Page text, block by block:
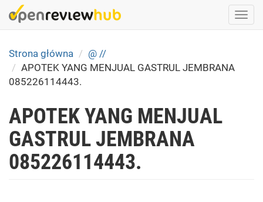
Skip
to
content
Strona główna
@ //
APOTEK YANG MENJUAL GASTRUL JEMBRANA
085226114443.
APOTEK YANG MENJUAL
GASTRUL JEMBRANA
085226114443.